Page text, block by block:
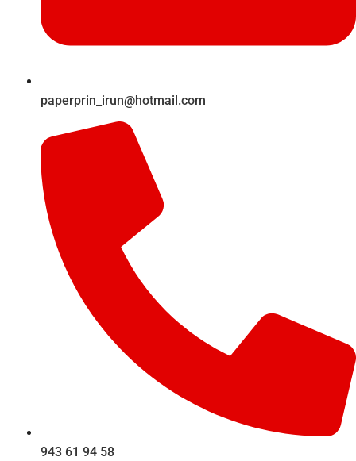
paperprin_irun@hotmail.com
943 61 94 58